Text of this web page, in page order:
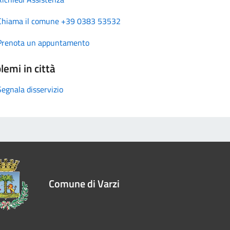
il comune +39 0383 53532
un appuntamento
in città
disservizio
Comune di Varzi